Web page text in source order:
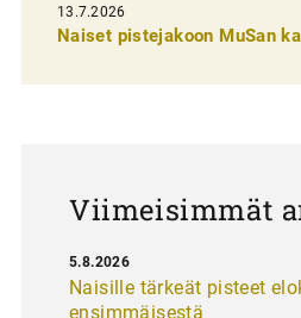
e
13.7.2026
Naiset pistejakoon MuSan
Viimeisimmät
Naisille tärkeät pisteet
ensimmäisestä
5.8.2026